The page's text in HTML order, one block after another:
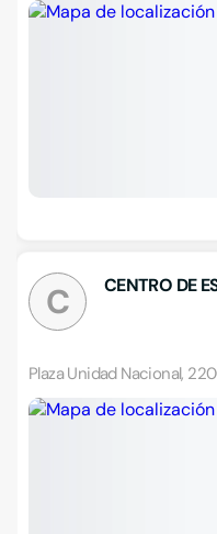
C CENTRO DE
Plaza Unidad Nacional,